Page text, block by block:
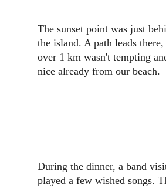
The sunset point was just
the island. A path leads
over 1 km wasn't tempting
nice already from our beach.
During the dinner, a band
played a few wished songs.